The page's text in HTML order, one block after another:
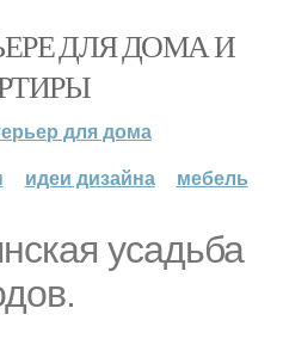
ДЛЯ ДОМА И
для дома
идеи дизайна мебель
усадьба